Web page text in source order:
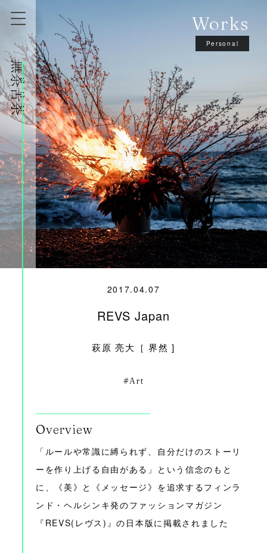
株式会社無茶苦茶
Works
Personal
2017.04.07
REVS Japan
萩原 亮大［ 界然 ]
Art
Overview
「ルールや常識に縛られず、自分だけのストーリ
ーを作り上げる自由がある」という信念のもと
に、《美》と《メッセージ》を追求するフィンラ
ンド・ヘルシンキ発のファッションマガジン
『REVS(レヴス)』の日本版に掲載されました